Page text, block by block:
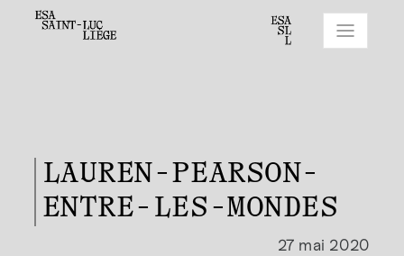
LAUREN-PEARSON-
ENTRE-LES-MONDES
27 mai 2020